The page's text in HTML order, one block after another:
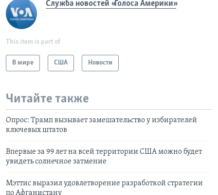
Служба новостей «Голоса Америки»
This item is part of
В мире США Новости
Читайте также
Опрос: Трамп вызывает замешательство у избирателей
ключевых штатов
Впервые за 99 лет на всей территории США можно будет
увидеть солнечное затмение
Мэттис выразил удовлетворение разработкой стратегии
по Афганистану